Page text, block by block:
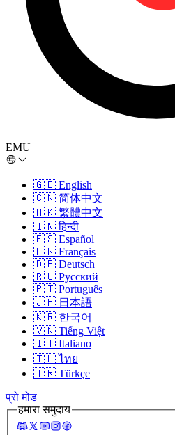
EMU
🇬🇧 English
🇨🇳 简体中文
🇭🇰 繁體中文
🇮🇳 हिन्दी
🇪🇸 Español
🇫🇷 Français
🇩🇪 Deutsch
🇷🇺 Русский
🇵🇹 Português
🇯🇵 日本語
🇰🇷 한국어
🇻🇳 Tiếng Việt
🇮🇹 Italiano
🇹🇭 ไทย
🇹🇷 Türkçe
प्रो मोड
हमारा समुदाय